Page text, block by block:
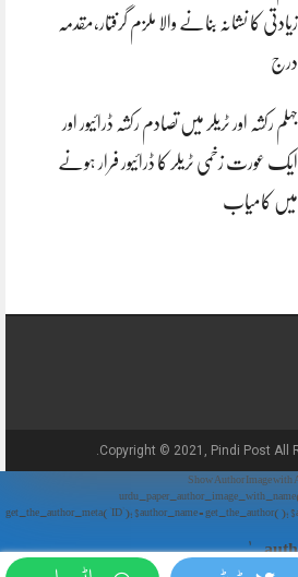
زیادتی کا نشانہ بنانے والا ملزم گرفتار،مقدمہ
درج
جہلم رکشہ اور ٹریلر میں تصادم رکشہ ڈرائیور اور
ایک عورت زخمی ٹریلر کا ڈرائیور فرار ہونے
میں کامیاب
Copyright © 2021, Pindi Post All
// Show Author Image
get_the_author_meta('ID'); $author_name = get_the_author();